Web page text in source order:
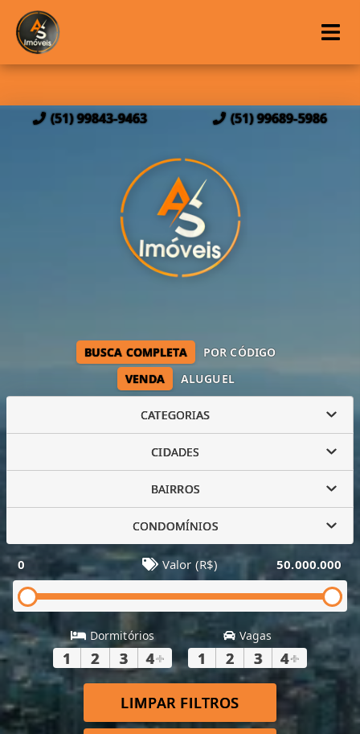
(51) 99843-9463 (51) 99689-5986
VENDA ALUGUEL
BUSCA COMPLETA POR CÓDIGO
CATEGORIAS
CIDADES
BAIRROS
CONDOMÍNIOS
0 Valor (R$) 50.000.000
Dormitórios
1 2 3 4+
Vagas
1 2 3 4+
LIMPAR FILTROS